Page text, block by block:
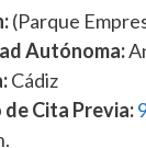
(Parque
Autónoma:
Cádiz
Cita Previa: